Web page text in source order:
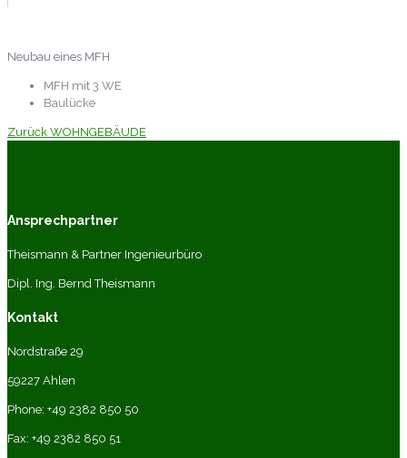
Neubau eines MFH
MFH mit 3 WE
Baulücke
Zurück WOHNGEBÄUDE
Ansprechpartner
Theismann & Partner Ingenieurbüro
Dipl. Ing. Bernd Theismann
Kontakt
Nordstraße 29
59227 Ahlen
Phone: +49 2382 850 50
Fax: +49 2382 850 51